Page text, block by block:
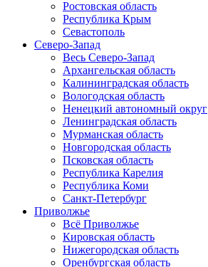
Ростовская область
Республика Крым
Севастополь
Северо-Запад
Весь Северо-Запад
Архангельская область
Калининградская область
Вологодская область
Ненецкий автономный округ
Ленинградская область
Мурманская область
Новгородская область
Псковская область
Республика Карелия
Республика Коми
Санкт-Петербург
Приволжье
Всё Приволжье
Кировская область
Нижегородская область
Оренбургская область